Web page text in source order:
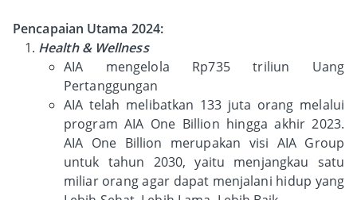
Pencapaian Utama 2024:
Health & Wellness
AIA mengelola Rp735 triliun Uang
Pertanggungan
AIA telah melibatkan 133 juta orang melalui
program AIA One Billion hingga akhir 2023.
AIA One Billion merupakan visi AIA Group
untuk tahun 2030, yaitu menjangkau satu
miliar orang agar dapat menjalani hidup yang